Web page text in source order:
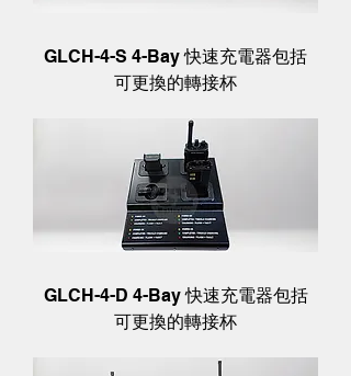
GLCH-4-S 4-Bay 快速充電器包括
可更換的轉接杯
GLCH-4-D 4-Bay 快速充電器包括
可更換的轉接杯